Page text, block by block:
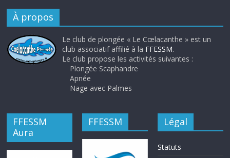
À propos
Le club de plongée « Le Cœlacanthe » est un
club associatif affilié à la FFESSM.
Le club propose les activités suivantes :
Plongée Scaphandre
Apnée
Nage avec Palmes
FFESSM
Aura
FFESSM Légal
Statuts